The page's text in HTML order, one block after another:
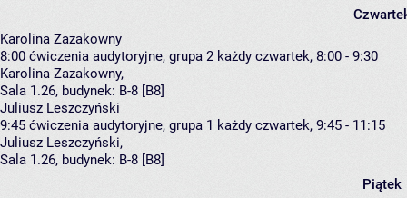
Karolina Zazakowny
8:00 ćwiczenia audytoryjne, grupa 2 każdy czwartek, 8:00 - 9:30
Karolina Zazakowny,
Sala 1.26, budynek: B-8 [B8]
Juliusz Leszczyński
9:45 ćwiczenia audytoryjne, grupa 1 każdy czwartek, 9:45 - 11:15
Juliusz Leszczyński,
Sala 1.26, budynek: B-8 [B8]
Piątek